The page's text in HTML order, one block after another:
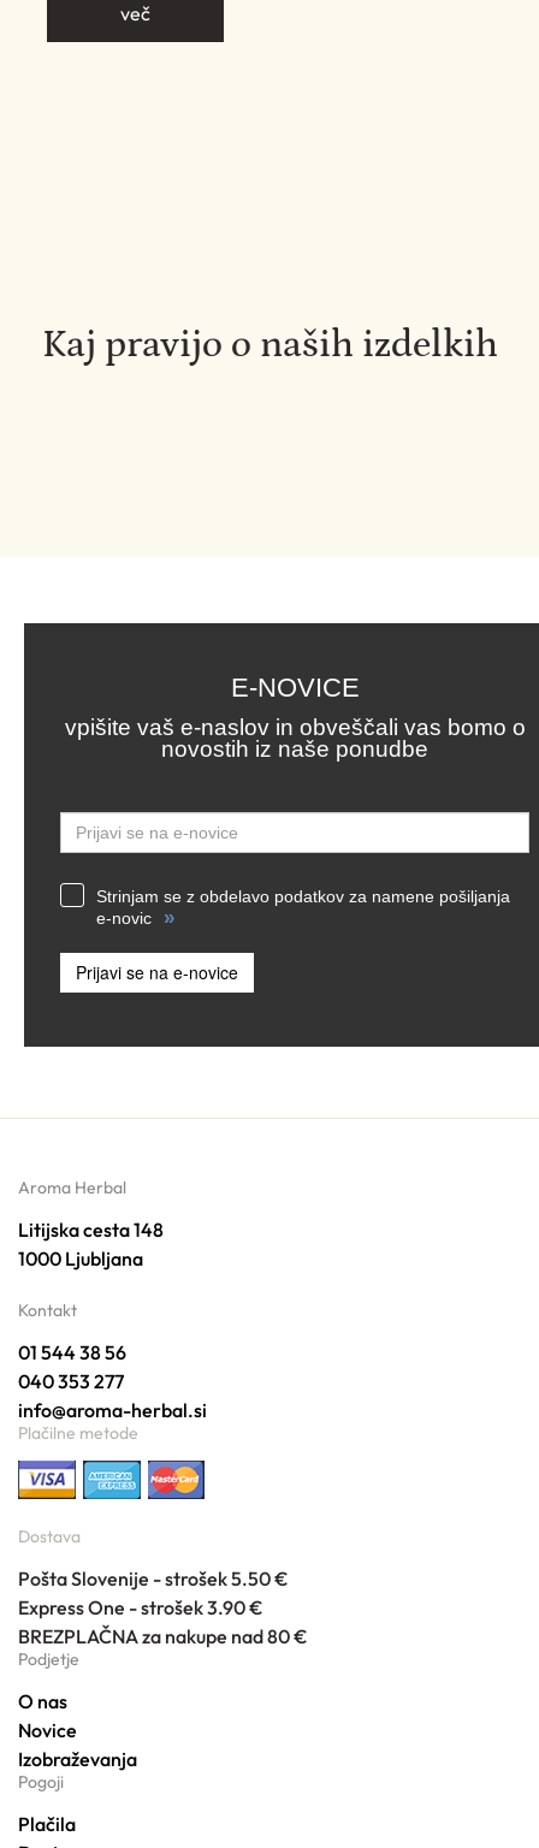
več
Kaj pravijo o naših izdelkih
E-NOVICE
vpišite vaš e-naslov in obveščali vas bomo o
novostih iz naše ponudbe
Strinjam se z obdelavo podatkov za namene pošiljanja
e-novic
»
Prijavi se na e-novice
Aroma Herbal
Litijska cesta 148
1000 Ljubljana
Kontakt
01 544 38 56
040 353 277
info@aroma-herbal.si
Plačilne metode
Dostava
Pošta Slovenije - strošek 5.50 €
Express One - strošek 3.90 €
BREZPLAČNA za nakupe nad 80 €
Podjetje
O nas
Novice
Izobraževanja
Pogoji
Plačila